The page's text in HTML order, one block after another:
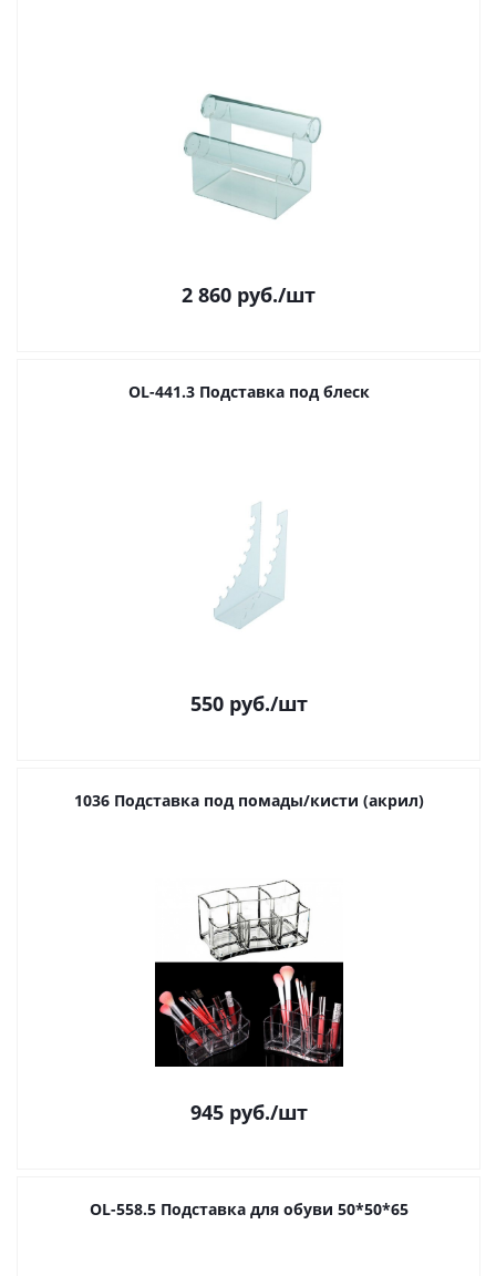
2 860 руб./шт
OL-441.3 Подставка под блеск
550руб./шт
1036 Подставка под помады/кисти (акрил)
945руб./шт
OL-558.5 Подставка для обуви 50*50*65